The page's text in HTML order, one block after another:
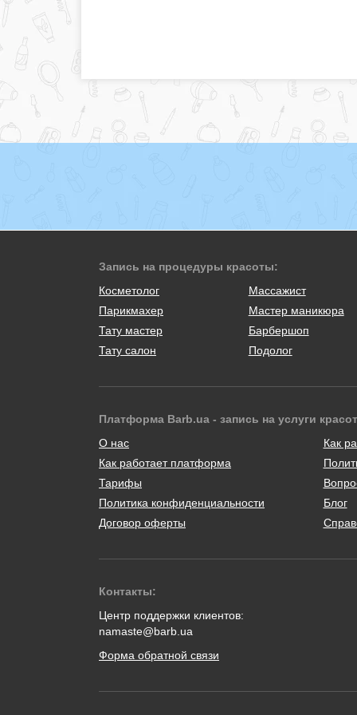
Запись на процедуры красоты:
Косметолог
Массажист
Парикмахер
Мастер маникюра
Тату мастер
Барбершоп
Тату салон
Подолог
Платформа Barb.ua - запись на услуги
О нас
Как работает платформа
Тарифы
Политика конфиденциальности
Договор оферты
Как
Блог
Контакты:
Центр поддержки клиентов:
namaste@barb.ua
Форма обратной связи